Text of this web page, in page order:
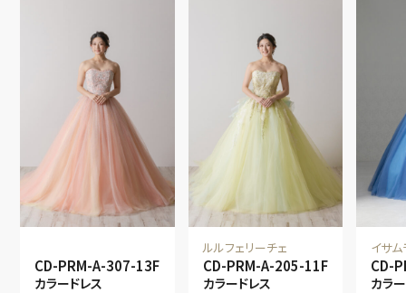
CD-PRM-A-307-13F
カラードレス
ルルフェリーチェ
CD-PRM-A-205-11F
カラードレス
イサム
CD-
カラ